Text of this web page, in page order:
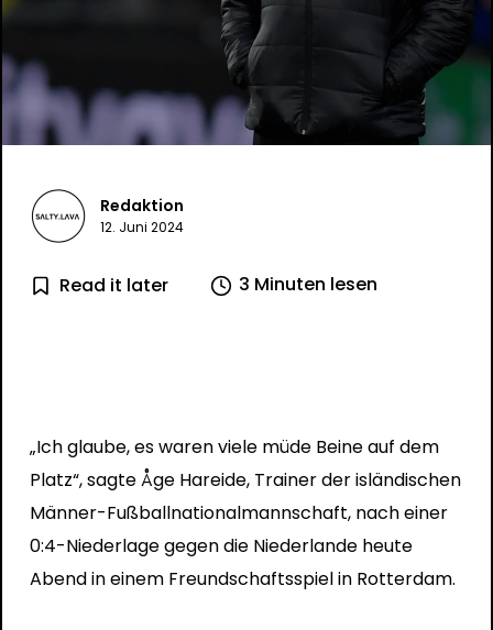
Redaktion
12. Juni 2024
Read it later 3 Minuten lesen
„Ich glaube, es waren viele müde Beine auf dem
Platz“, sagte Åge Hareide, Trainer der isländischen
Männer-Fußballnationalmannschaft, nach einer
0:4-Niederlage gegen die Niederlande heute
Abend in einem Freundschaftsspiel in Rotterdam.